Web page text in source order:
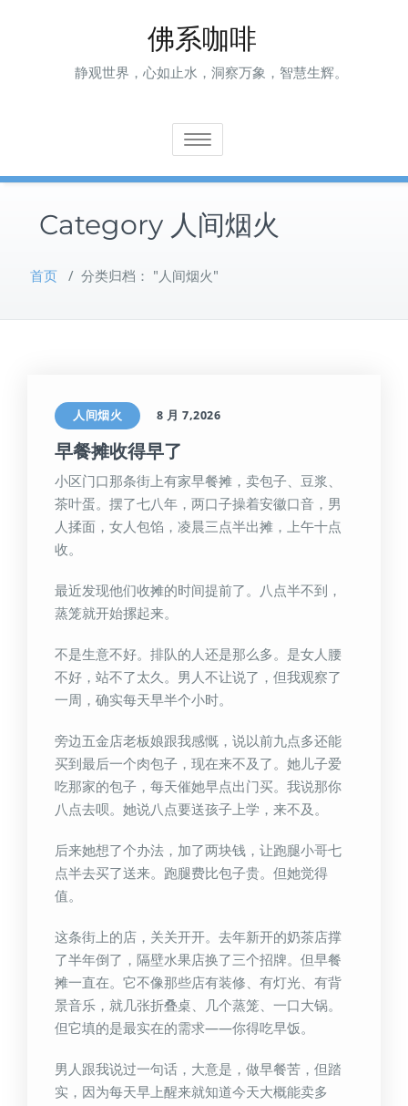
佛系咖啡
静观世界，心如止水，洞察万象，智慧生辉。
Toggle navigation
Category 人间烟火
首页 / 分类归档： "人间烟火"
人间烟火 8 月 7,2026
早餐摊收得早了
小区门口那条街上有家早餐摊，卖包子、豆浆、
茶叶蛋。摆了七八年，两口子操着安徽口音，男
人揉面，女人包馅，凌晨三点半出摊，上午十点
收。
最近发现他们收摊的时间提前了。八点半不到，
蒸笼就开始摞起来。
不是生意不好。排队的人还是那么多。是女人腰
不好，站不了太久。男人不让说了，但我观察了
一周，确实每天早半个小时。
旁边五金店老板娘跟我感慨，说以前九点多还能
买到最后一个肉包子，现在来不及了。她儿子爱
吃那家的包子，每天催她早点出门买。我说那你
八点去呗。她说八点要送孩子上学，来不及。
后来她想了个办法，加了两块钱，让跑腿小哥七
点半去买了送来。跑腿费比包子贵。但她觉得
值。
这条街上的店，关关开开。去年新开的奶茶店撑
了半年倒了，隔壁水果店换了三个招牌。但早餐
摊一直在。它不像那些店有装修、有灯光、有背
景音乐，就几张折叠桌、几个蒸笼、一口大锅。
但它填的是最实在的需求——你得吃早饭。
男人跟我说过一句话，大意是，做早餐苦，但踏
实，因为每天早上醒来就知道今天大概能卖多